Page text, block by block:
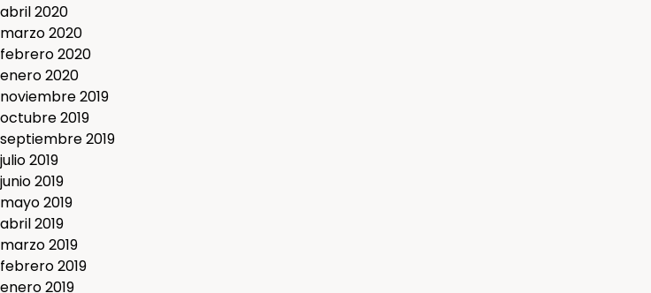
abril 2020
marzo 2020
febrero 2020
enero 2020
noviembre 2019
octubre 2019
septiembre 2019
julio 2019
junio 2019
mayo 2019
abril 2019
marzo 2019
febrero 2019
enero 2019